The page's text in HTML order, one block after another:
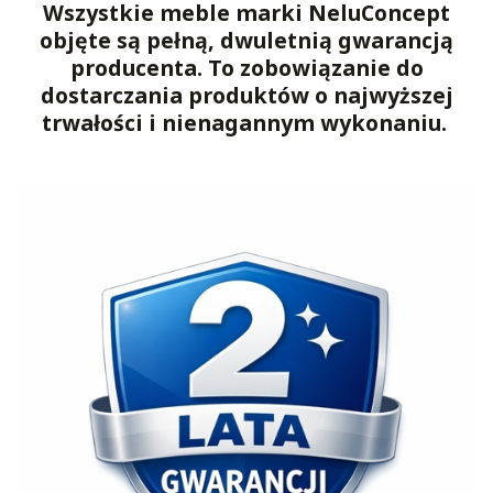
Wszystkie meble marki NeluConcept
objęte są pełną, dwuletnią gwarancją
producenta. To zobowiązanie do
dostarczania produktów o najwyższej
trwałości i nienagannym wykonaniu.